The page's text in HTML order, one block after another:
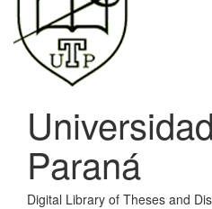
Paraná
Digital Library of Theses and